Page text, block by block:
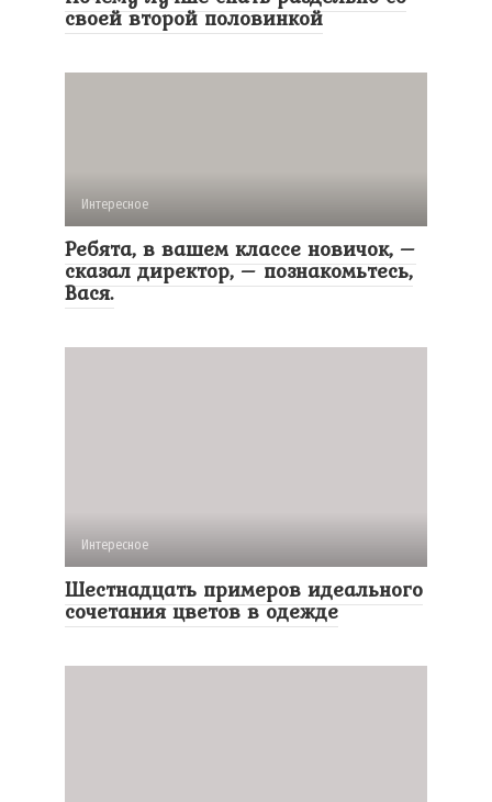
своей второй половинкой
Интересное
Ребята, в вашем классе новичок, –
cказал директор, – познакомьтесь,
Вася.
Интересное
Шестнадцать примеров идеального
сочетания цветов в одежде